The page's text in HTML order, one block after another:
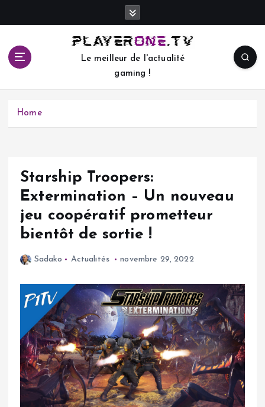
c
Le meilleur de l'actualité
gaming !
Home
Starship Troopers:
Extermination – Un nouveau
jeu coopératif prometteur
bientôt de sortie !
Sadako Actualités novembre 29, 2022